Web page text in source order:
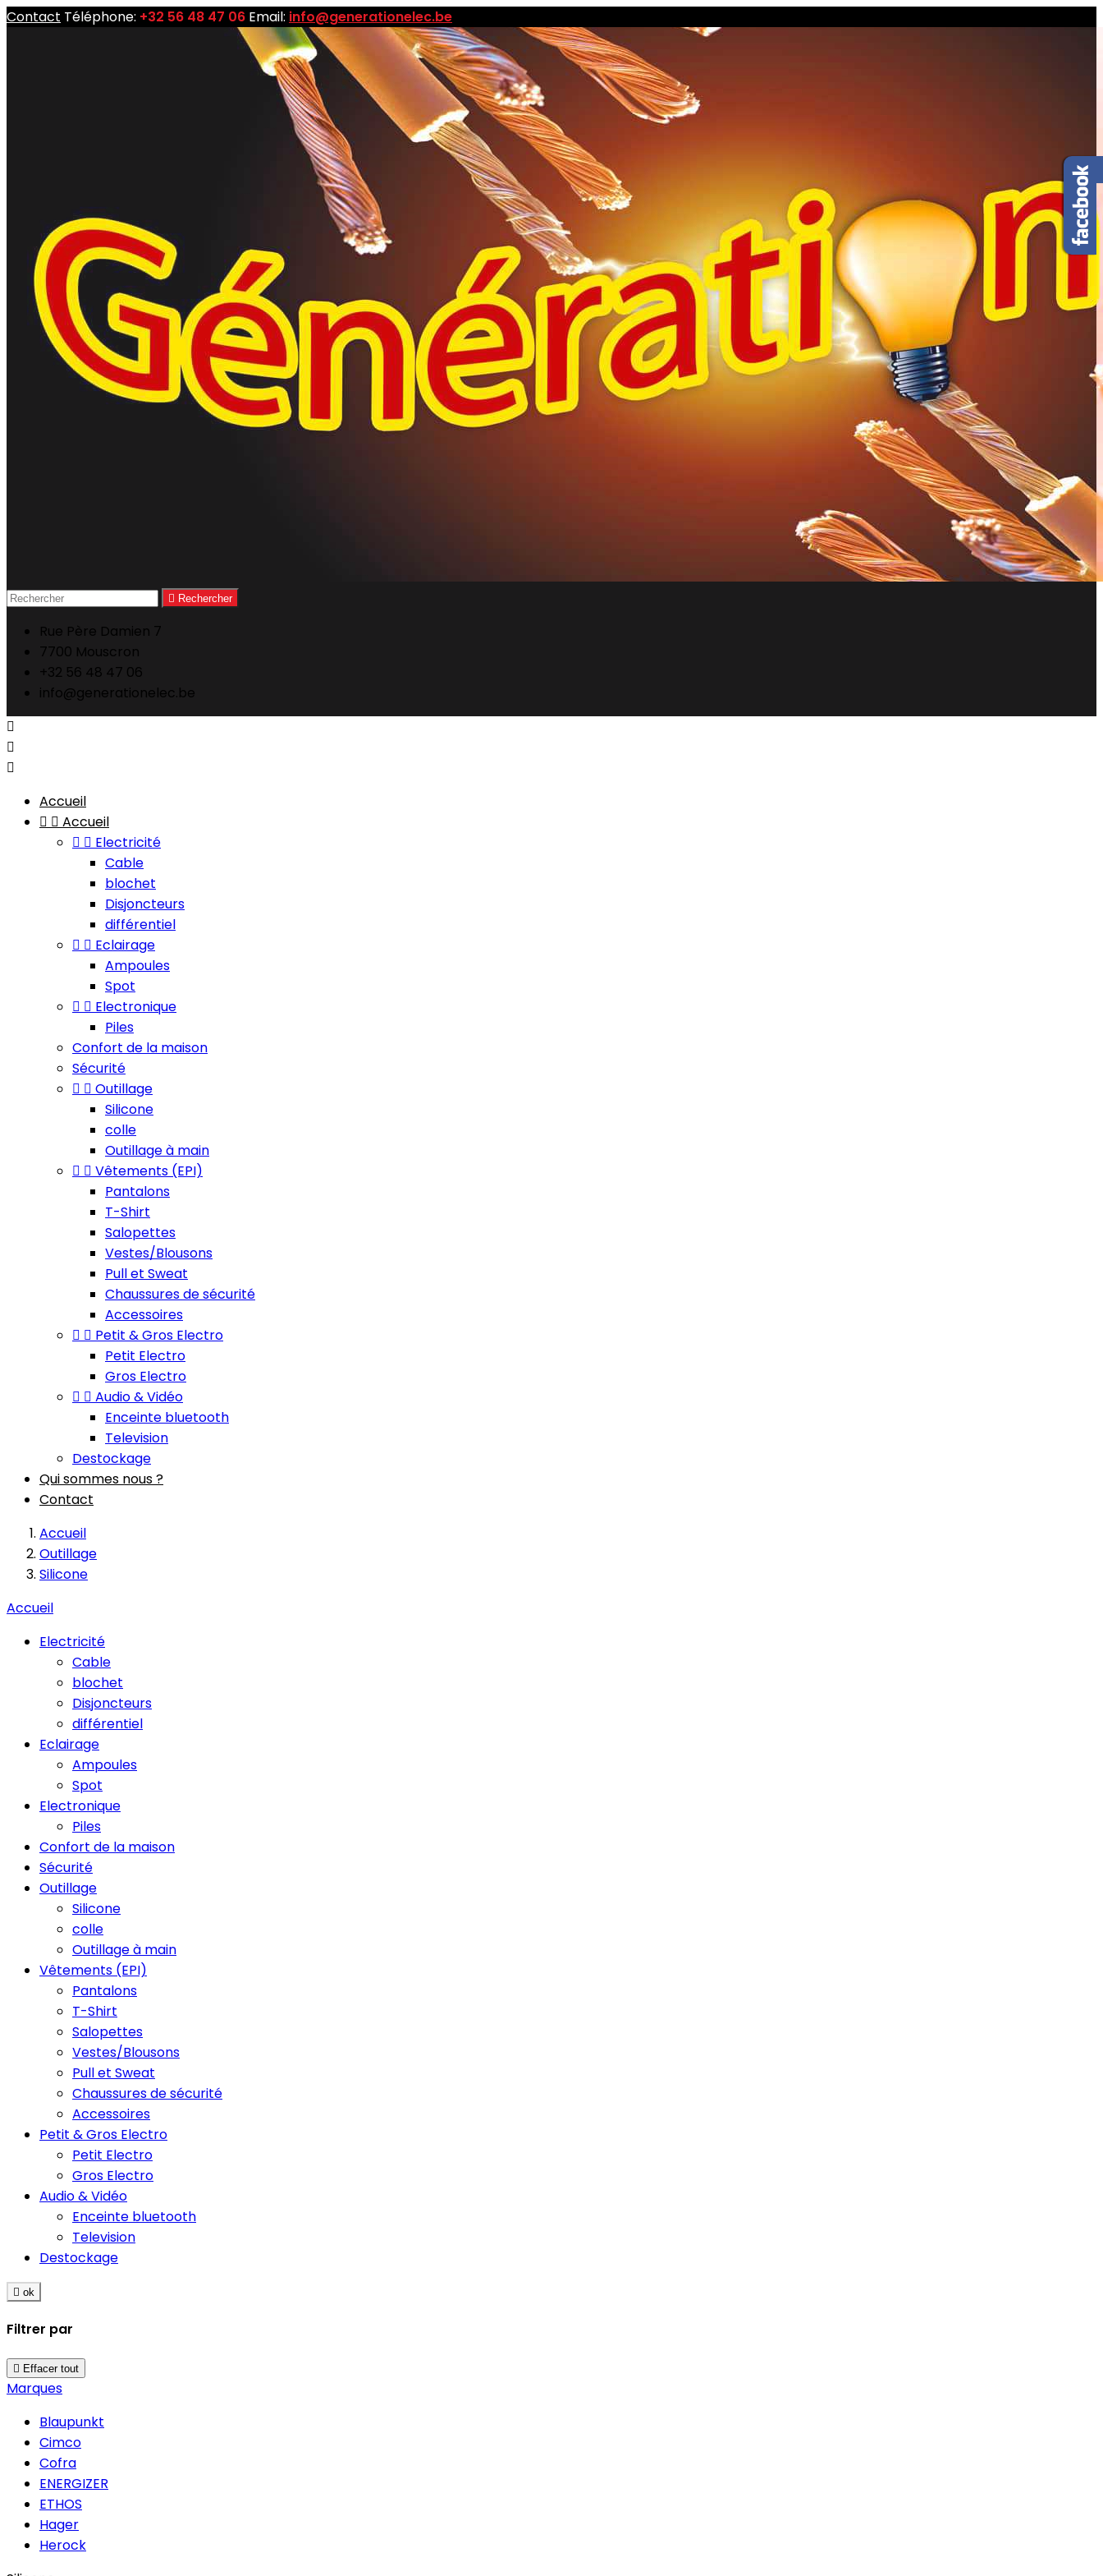
Contact Téléphone: +32 56 48 47 06 Email: info@generationelec.be
 Rechercher
Rue Père Damien 7
7700 Mouscron
+32 56 48 47 06
info@generationelec.be



Accueil
  Accueil
  Electricité
Cable
blochet
Disjoncteurs
différentiel
  Eclairage
Ampoules
Spot
  Electronique
Piles
Confort de la maison
Sécurité
  Outillage
Silicone
colle
Outillage à main
  Vêtements (EPI)
Pantalons
T-Shirt
Salopettes
Vestes/Blousons
Pull et Sweat
Chaussures de sécurité
Accessoires
  Petit & Gros Electro
Petit Electro
Gros Electro
  Audio & Vidéo
Enceinte bluetooth
Television
Destockage
Qui sommes nous ?
Contact
Accueil
Outillage
Silicone
Accueil
Electricité
Cable
blochet
Disjoncteurs
différentiel
Eclairage
Ampoules
Spot
Electronique
Piles
Confort de la maison
Sécurité
Outillage
Silicone
colle
Outillage à main
Vêtements (EPI)
Pantalons
T-Shirt
Salopettes
Vestes/Blousons
Pull et Sweat
Chaussures de sécurité
Accessoires
Petit & Gros Electro
Petit Electro
Gros Electro
Audio & Vidéo
Enceinte bluetooth
Television
Destockage
 ok
Filtrer par
 Effacer tout
Marques
Blaupunkt
Cimco
Cofra
ENERGIZER
ETHOS
Hager
Herock